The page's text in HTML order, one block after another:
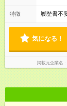
特徴 履歴書不
気になる！
掲載元企業名